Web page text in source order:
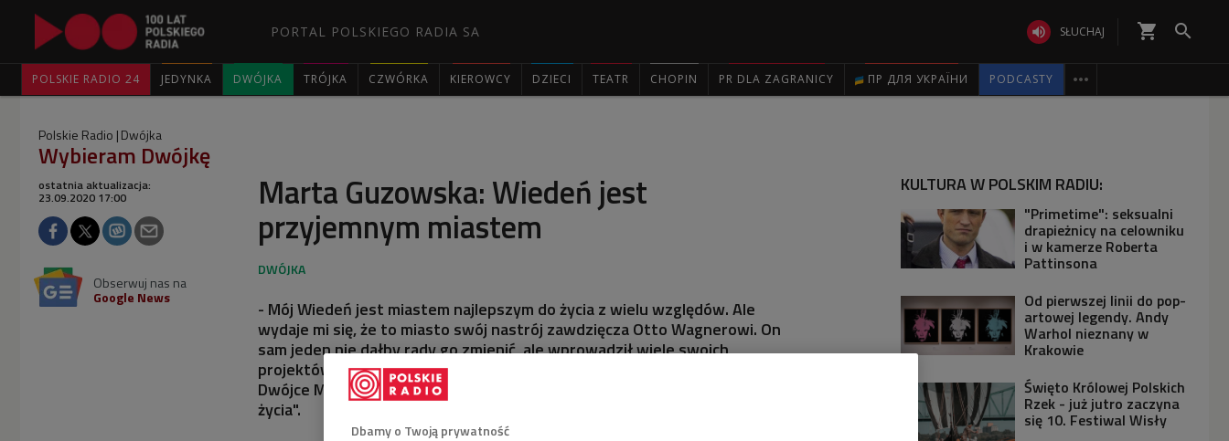
PORTAL POLSKIEGO RADIA SA  SŁUCHAJ shopping_cart 
POLSKIE RADIO 24 JEDYNKA DWÓJKA TRÓJKA CZWÓRKA KIEROWCY DZIECI TEATR CHOPIN PR DLA ZAGRANICY ПР ДЛЯ УКРАЇНИ PODCASTY 
Polskie Radio Dwójka
Wybieram Dwójkę
Marta Guzowska: Wiedeń jest
przyjemnym miastem
ostatnia aktualizacja:
23.09.2020 17:00
Obserwuj nas na
Google News
- Mój Wiedeń jest miastem najlepszym do życia z wielu względów. Ale
wydaje mi się, że to miasto swój nastrój zawdzięcza Otto Wagnerowi. On
sam jeden nie dałby rady go zmienić, ale wprowadził wiele swoich
projektów w przestrzeń miejską, no i wszędzie są jego budynki - mówiła w
Dwójce Marta Guzowska, autorka książki "Wiedeń. Miasto najlepsze do
życia".
KULTURA W POLSKIM RADIU:
"Primetime": seksualni
drapieżnicy na celowniku
i w kamerze Roberta
Pattinsona
Od pierwszej linii do pop-
artowej legendy. Andy
Warhol nieznany w
Krakowie
Święto Królowej Polskich
Rzek - już jutro zaczyna
się 10. Festiwal Wisły
Dbamy o Twoją prywatność